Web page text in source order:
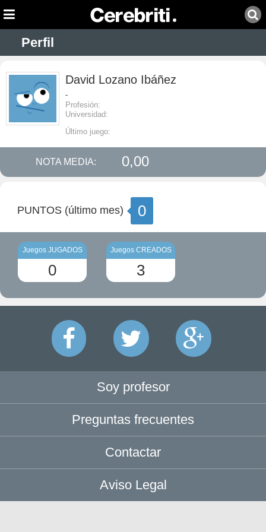
Perfil
David Lozano Ibáñez
-
Profesión:
Universidad:
Último juego:
NOTA MEDIA: 0,00
PUNTOS (último mes) 0
Juegos JUGADOS
0
Juegos CREADOS
3
Soy profesor
Preguntas frecuentes
Contactar
Aviso Legal